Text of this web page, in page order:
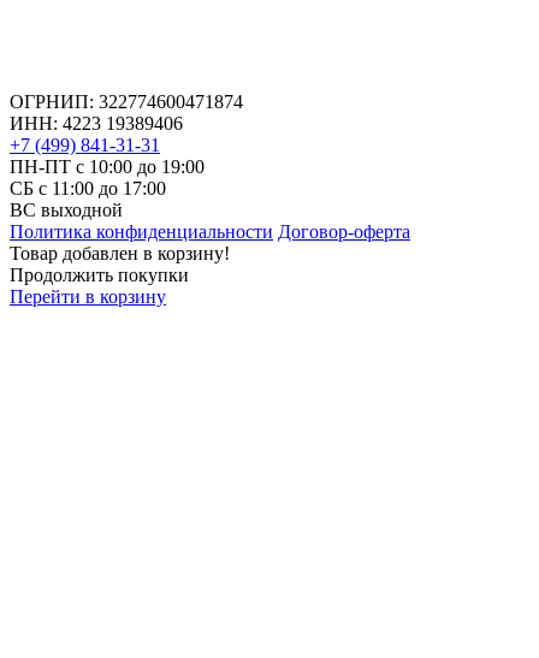
ОГРНИП: 322774600471874
ИНН: 4223 19389406
+7 (499) 841-31-31
ПН-ПТ с 10:00 до 19:00
СБ c 11:00 до 17:00
ВС выходной
Политика конфиденциальности Договор-оферта
Товар добавлен в корзину!
Продолжить покупки
Перейти в корзину